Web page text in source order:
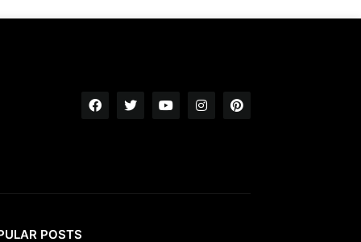
POSTS